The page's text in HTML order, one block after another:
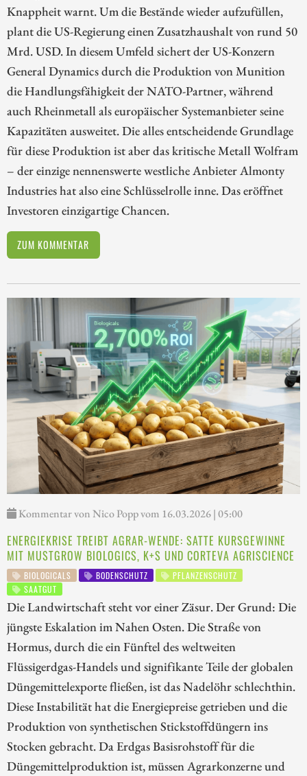
Knappheit warnt. Um die Bestände wieder aufzufüllen,
plant die US-Regierung einen Zusatzhaushalt von rund 50
Mrd. USD. In diesem Umfeld sichert der US-Konzern
General Dynamics durch die Produktion von Munition
die Handlungsfähigkeit der NATO-Partner, während
auch Rheinmetall als europäischer Systemanbieter seine
Kapazitäten ausweitet. Die alles entscheidende Grundlage
für diese Produktion ist aber das kritische Metall Wolfram
– der einzige nennenswerte westliche Anbieter Almonty
Industries hat also eine Schlüsselrolle inne. Das eröffnet
Investoren einzigartige Chancen.
ZUM KOMMENTAR
Kommentar von Nico Popp vom 16.03.2026 | 05:00
ENERGIEKRISE TREIBT AGRAR-WENDE: SATTE KURSGEWINNE
MIT MUSTGROW BIOLOGICS, K+S UND CORTEVA AGRISCIENCE
BIOLOGICALS BODENSCHUTZ
PFLANZENSCHUTZ
SAATGUT
Die Landwirtschaft steht vor einer Zäsur. Der Grund: Die
jüngste Eskalation im Nahen Osten. Die Straße von
Hormus, durch die ein Fünftel des weltweiten
Flüssigerdgas-Handels und signifikante Teile der globalen
Düngemittelexporte fließen, ist das Nadelöhr schlechthin.
Diese Instabilität hat die Energiepreise getrieben und die
Produktion von synthetischen Stickstoffdüngern ins
Stocken gebracht. Da Erdgas Basisrohstoff für die
Düngemittelproduktion ist, müssen Agrarkonzerne und